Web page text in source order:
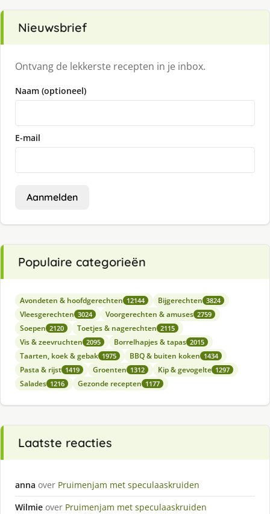
Nieuwsbrief
Ontvang de lekkerste recepten in je inbox.
Naam (optioneel)
E-mail
Aanmelden
Populaire categorieën
Avondeten & hoofdgerechten 12144 Bijgerechten 3824
Vleesgerechten 3024 Voorgerechten & amuses 2759
Soepen 2120 Toetjes & nagerechten 2115
Vis & zeevruchten 2095 Borrelhapjes & tapas 2015
Taarten, koek & gebak 1975 BBQ & buiten koken 1434
Pasta & rijst 1419 Groenten 1312 Kip & gevogelte 1297
Salades 1216 Gezonde recepten 1177
Laatste reacties
anna over Pruimenjam met speculaaskruiden
Wilmie over Pruimenjam met speculaaskruiden